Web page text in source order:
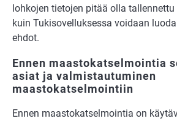
lohkojen tietojen pitää olla tallennettu
kuin Tukisovelluksessa voidaan
ehdot.
Ennen maastokatselmointia
asiat ja valmistautuminen
maastokatselmointiin
Ennen maastokatselmointia on